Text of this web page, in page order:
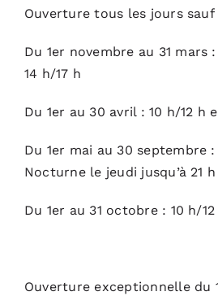
Ouverture tous les jours
Du 1er novembre au 31 mars
14 h/17 h
Du 1er au 30 avril : 10 h/12 h
Du 1er mai au 30 septembre :
Nocturne le jeudi jusqu’à 21 h
Du 1er au 31 octobre : 10 h/
Ouverture exceptionnelle du